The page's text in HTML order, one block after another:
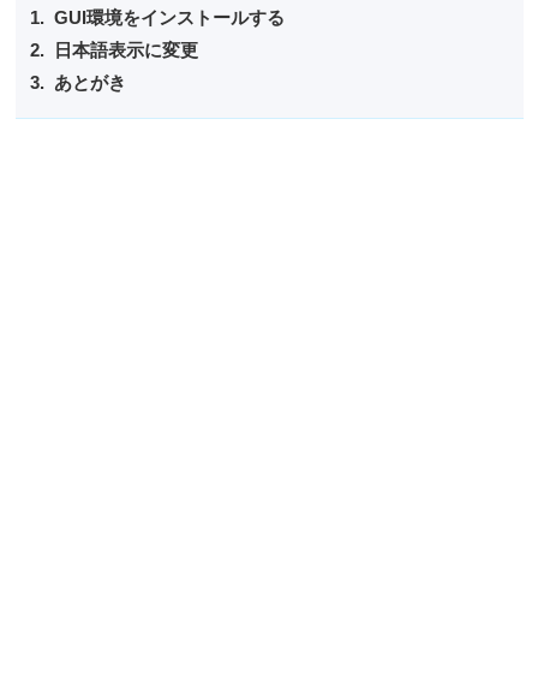
GUI環境をインストールする
日本語表示に変更
あとがき